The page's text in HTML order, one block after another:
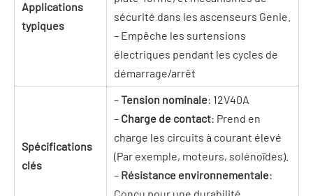
Applications
typiques
sécurité dans les ascenseurs Genie.
– Empêche les surtensions
électriques pendant les cycles de
démarrage/arrêt
Spécifications
clés
–Tension nominale: 12V40A
– Charge de contact: Prend en
charge les circuits à courant élevé
(Par exemple, moteurs, solénoïdes).
– Résistance environnementale: